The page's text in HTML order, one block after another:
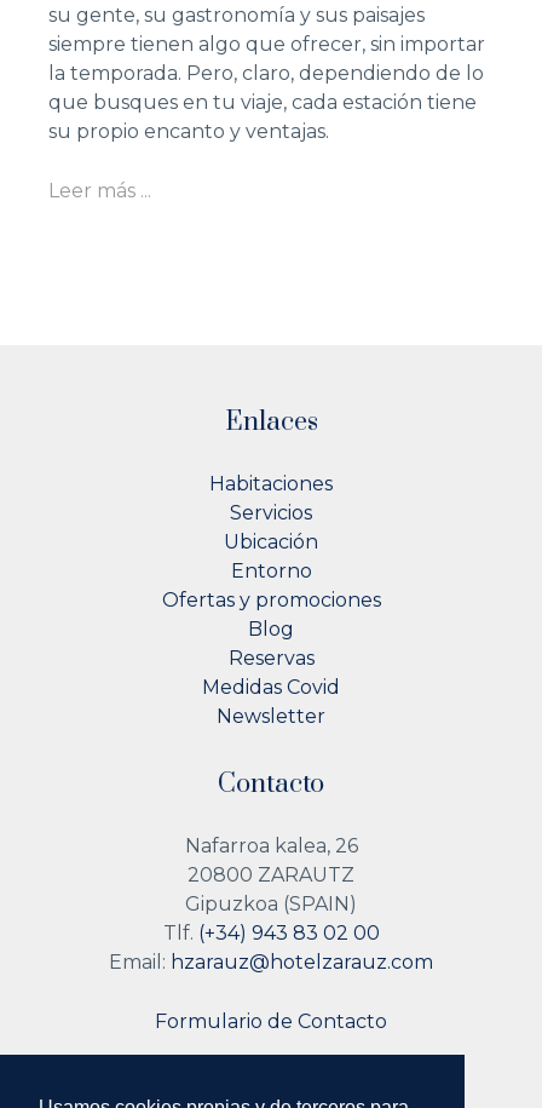
su gente, su gastronomía y sus paisajes
siempre tienen algo que ofrecer, sin importar
la temporada. Pero, claro, dependiendo de lo
que busques en tu viaje, cada estación tiene
su propio encanto y ventajas.
Leer más ...
Enlaces
Habitaciones
Servicios
Ubicación
Entorno
Ofertas y promociones
Blog
Reservas
Medidas Covid
Newsletter
Contacto
Nafarroa kalea, 26
20800 ZARAUTZ
Gipuzkoa (SPAIN)
Tlf. (+34) 943 83 02 00
Email: hzarauz@hotelzarauz.com
Formulario de Contacto